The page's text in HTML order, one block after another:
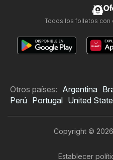
Todos los folletos con
Otros países: Argentina
Perú Portugal United
Copyright © 2026
Establecer